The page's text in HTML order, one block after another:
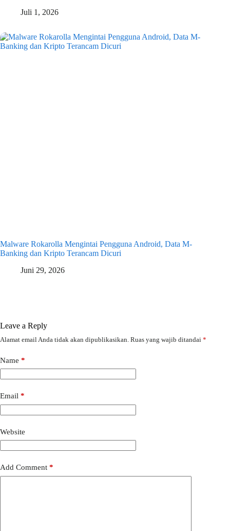
Juli 1, 2026
Malware Rokarolla Mengintai Pengguna Android, Data M-
Banking dan Kripto Terancam Dicuri
Juni 29, 2026
Leave a Reply
Alamat email Anda tidak akan dipublikasikan. Ruas yang wajib ditandai *
Name *
Email *
Website
Add Comment *